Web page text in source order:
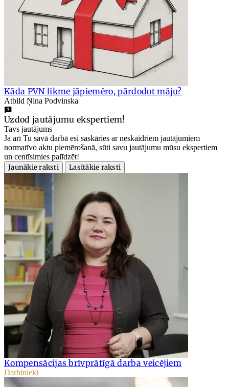
Kāda PVN likme jāpiemēro, pārdodot māju?
Atbild Ņina Podvinska
Uzdod jautājumu ekspertiem!
Tavs jautājums
Ja arī Tu savā darbā esi saskāries ar neskaidriem jautājumiem
normatīvo aktu piemērošanā, sūti savu jautājumu mūsu ekspertiem
un centīsimies palīdzēt!
Jaunākie raksti
Lasītākie raksti
Kompensācijas brīvprātīgā darba veicējiem
Darbinieki